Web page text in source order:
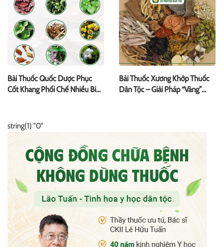
Bài Thuốc Quốc Dược Phục
Cốt Khang Phối Chế Nhiều Biệt
Bài Thuốc Xương Khớp Thuốc
Dân Tộc – Giải Pháp “Vàng”
string(1) "0"